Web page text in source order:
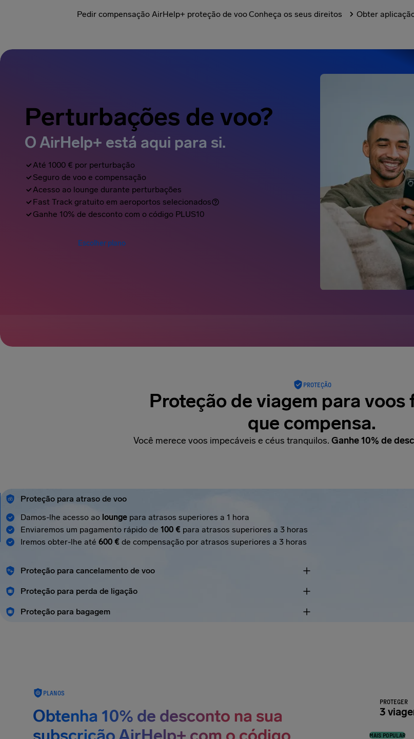
Pedir compensação AirHelp+ proteção de vooConheça os seus direitos Obter
Perturbações de voo?
O AirHelp+ está aqui para si.
Até 1000 € por perturbação
Seguro de voo e compensação
Acesso ao lounge durante perturbações
Fast Track gratuito em aeroportos selecionados
Ganhe 10% de desconto com o código PLUS10
Escolher plano
foram
PROTEÇÃO
Proteção de viagem para voos
que compensa.
Você merece voos impecáveis e céus tranquilos. Ganhe 10% de
Proteção para atraso de voo
Damos-lhe acesso ao lounge para atrasos superiores a 1 hora
Enviaremos um pagamento rápido de 100 € para atrasos superiores a 3 horas
Iremos obter-lhe até 600 € de compensação por atrasos superiores a 3 horas
Proteção para cancelamento de voo
Proteção para perda de ligação
Proteção para bagagem
PLANOS
Obtenha 10% de desconto na sua
PROTEGER
3
MAIS POPULAR